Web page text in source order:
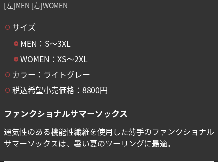
[左]MEN [右]WOMEN
サイズ
MEN：S〜3XL
WOMEN：XS〜2XL
カラー：ライトグレー
税込希望小売価格：8800円
ファンクショナルサマーソックス
通気性のある機能性繊維を使用した薄手のファンクショナル
サマーソックスは、暑い夏のツーリングに最適。